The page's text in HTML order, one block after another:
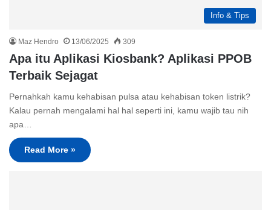
Info & Tips
Maz Hendro 13/06/2025 309
Apa itu Aplikasi Kiosbank? Aplikasi PPOB
Terbaik Sejagat
Pernahkah kamu kehabisan pulsa atau kehabisan token listrik?
Kalau pernah mengalami hal hal seperti ini, kamu wajib tau nih
apa…
Read More »